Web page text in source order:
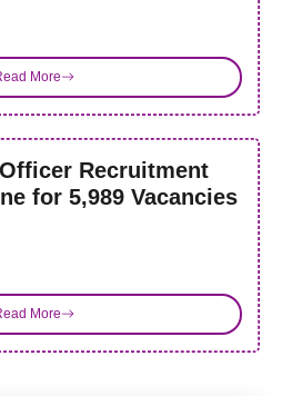
More
Recruitment
for 5,989 Vacancies
More